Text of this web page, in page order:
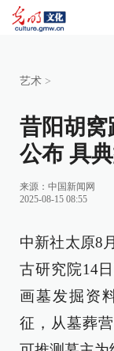
艺术 >
昔阳胡窝
公布 具
来源： 中国新闻网
2025-08-15 08:55
中新社太原8
古研究院14
画墓发掘资
征，从墓葬